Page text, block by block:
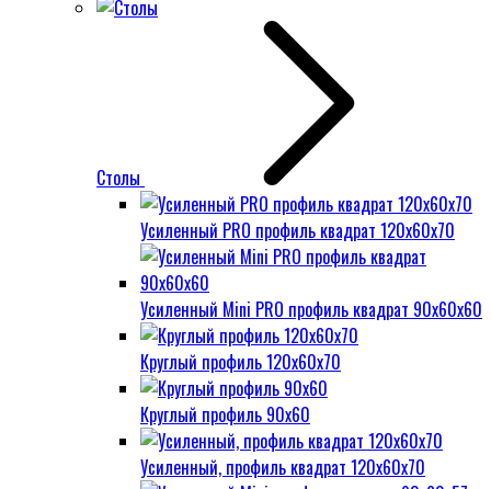
Столы
Усиленный PRO профиль квадрат 120х60х70
Усиленный Mini PRO профиль квадрат 90х60х60
Круглый профиль 120х60х70
Круглый профиль 90х60
Усиленный, профиль квадрат 120х60х70